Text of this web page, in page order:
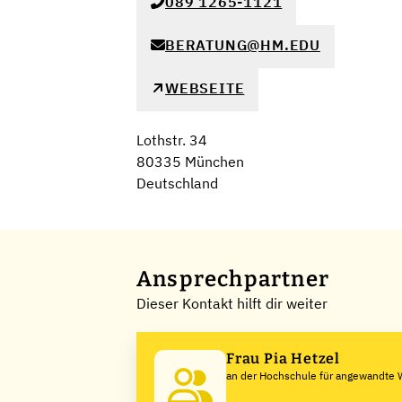
BERATUNG@HM.EDU
WEBSEITE
Lothstr. 34
80335 München
Deutschland
Ansprechpartner
Dieser Kontakt hilft dir weiter
Frau Pia Hetzel
an der Hochschule für angewandte